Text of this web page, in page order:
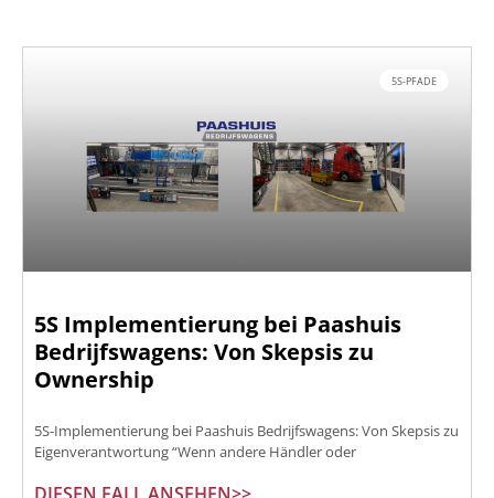
5S-PFADE
5S Implementierung bei Paashuis
Bedrijfswagens: Von Skepsis zu
Ownership
5S-Implementierung bei Paashuis Bedrijfswagens: Von Skepsis zu
Eigenverantwortung “Wenn andere Händler oder